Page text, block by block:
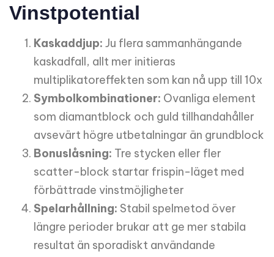
Vinstpotential
Kaskaddjup: Ju flera sammanhängande
kaskadfall, allt mer initieras
multiplikatoreffekten som kan nå upp till 10x
Symbolkombinationer: Ovanliga element
som diamantblock och guld tillhandahåller
avsevärt högre utbetalningar än grundblock
Bonuslåsning: Tre stycken eller fler
scatter-block startar frispin-läget med
förbättrade vinstmöjligheter
Spelarhållning: Stabil spelmetod över
längre perioder brukar att ge mer stabila
resultat än sporadiskt användande